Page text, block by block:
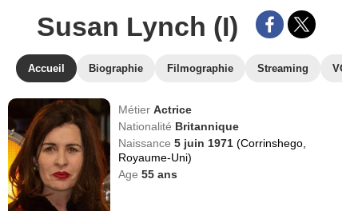
Susan Lynch (I)
Accueil Biographie Filmographie Streaming
MétierActrice
Nationalité Britannique
Naissance5 juin 1971(Corrinshego,
Royaume-Uni)
Age55 ans